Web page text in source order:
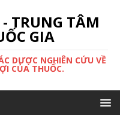
TRUNG TÂM
GIA
DƯỢC NGHIÊN CỨU VỀ
CỦA THUỐC.